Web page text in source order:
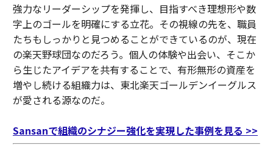
強力なリーダーシップを発揮し、目指すべき理想形や数
字上のゴールを明確にする立花。その視線の先を、職員
たちもしっかりと見つめることができているのが、現在
の楽天野球団なのだろう。個人の体験や出会い、そこか
ら生じたアイデアを共有することで、有形無形の資産を
増やし続ける組織力は、東北楽天ゴールデンイーグルス
が愛される源なのだ。
Sansanで組織のシナジー強化を実現した事例を見る >>